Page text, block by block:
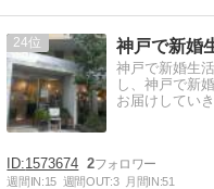
24 神戸で新婚
神戸で新婚生
し、神戸で新
お届けしていき
1573674 2
週間IN:15 週間OUT:3 月間IN:51